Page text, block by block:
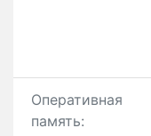
Оперативная
память: